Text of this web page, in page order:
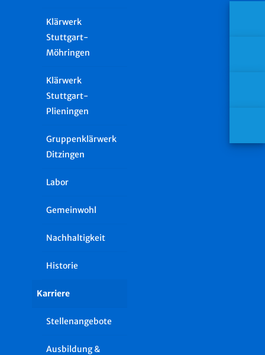
Klärwerk
Stuttgart-
Möhringen
Klärwerk
Stuttgart-
Plieningen
Gruppenklärwerk
Ditzingen
Labor
Gemeinwohl
Nachhaltigkeit
Historie
Karriere
Stellenangebote
Ausbildung &